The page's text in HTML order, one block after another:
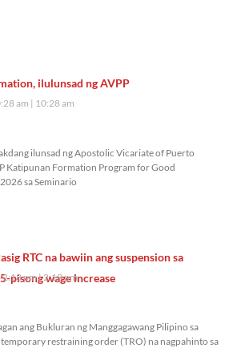
ilulunsad ng AVPP
am 10:28 am
ilunsad ng Apostolic Vicariate of Puerto
Katipunan Formation Program for Good
sa Seminario
RTC na bawiin ang suspension sa
pisong wage increase
2:18 pm 2:18 pm
ang Bukluran ng Manggagawang Pilipino sa
restraining order (TRO) na nagpahinto sa